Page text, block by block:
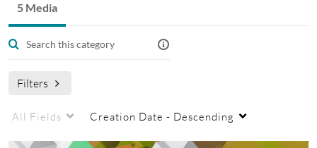
5 Media
Filters
All Fields Creation Date - Descending